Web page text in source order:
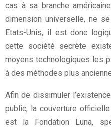
cas à sa branche
dimension universelle, ne
Etats-Unis, il est donc
cette société secrète
moyens technologiques les
à des méthodes plus
Afin de dissimuler
public, la couverture
est la Fondation Luna,